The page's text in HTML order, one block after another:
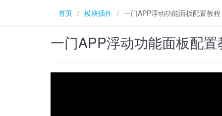
首页 / 模块插件 / 一门APP浮动功能面板配置教程
一门APP浮动功能面板配置